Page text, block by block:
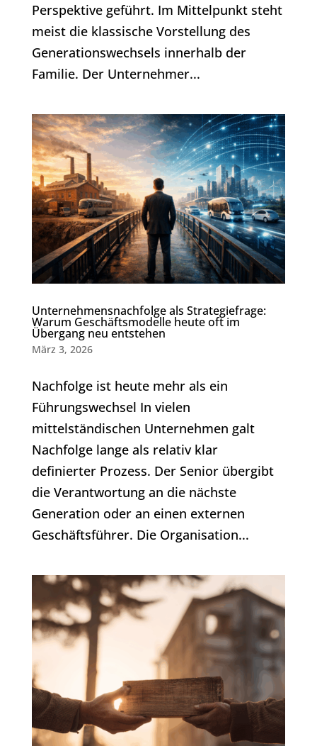
Perspektive geführt. Im Mittelpunkt steht
meist die klassische Vorstellung des
Generationswechsels innerhalb der
Familie. Der Unternehmer...
Unternehmensnachfolge als Strategiefrage:
Warum Geschäftsmodelle heute oft im
Übergang neu entstehen
März 3, 2026
Nachfolge ist heute mehr als ein
Führungswechsel In vielen
mittelständischen Unternehmen galt
Nachfolge lange als relativ klar
definierter Prozess. Der Senior übergibt
die Verantwortung an die nächste
Generation oder an einen externen
Geschäftsführer. Die Organisation...